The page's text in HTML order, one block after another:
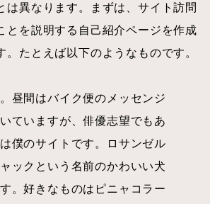
は異なります。まずは、サイト訪問
とを説明する自己紹介ページを作成
。たとえば以下のようなものです。
昼間はバイク便のメッセンジ
ていますが、俳優志望でもあ
僕のサイトです。ロサンゼル
ックという名前のかわいい犬
。好きなものはピニャコラー